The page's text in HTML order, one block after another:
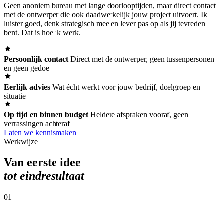
Geen anoniem bureau met lange doorlooptijden, maar direct contact
met de ontwerper die ook daadwerkelijk jouw project uitvoert. Ik
luister goed, denk strategisch mee en lever pas op als jij tevreden
bent. Dat is hoe ik werk.
Persoonlijk contact Direct met de ontwerper, geen tussenpersonen
en geen gedoe
Eerlijk advies Wat écht werkt voor jouw bedrijf, doelgroep en
situatie
Op tijd en binnen budget Heldere afspraken vooraf, geen
verrassingen achteraf
Laten we kennismaken
Werkwijze
Van eerste idee
tot eindresultaat
01